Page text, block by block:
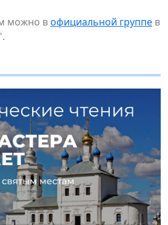
можно вофициальной группе в